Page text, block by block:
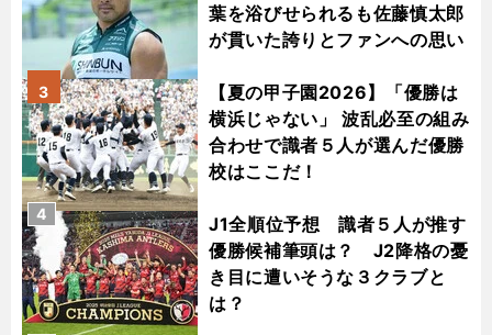
葉を浴びせられるも佐藤慎太郎
が貫いた誇りとファンへの思い
【夏の甲子園2026】「優勝は
横浜じゃない」 波乱必至の組み
合わせで識者５人が選んだ優勝
校はここだ！
3
J1全順位予想 識者５人が推す
優勝候補筆頭は？ J2降格の憂
き目に遭いそうな３クラブと
は？
4